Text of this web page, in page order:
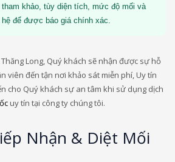
khảo, tùy diện tích, mức độ mối và
để được báo giá chính xác.
Long, Quý khách sẽ nhận được sự hỗ
viên đến tận nơi khảo sát miễn phí, Uy tín
cho Quý khách sự an tâm khi sử dụng dịch
uy tín tại công ty chúng tôi.
Nhận & Diệt Mối